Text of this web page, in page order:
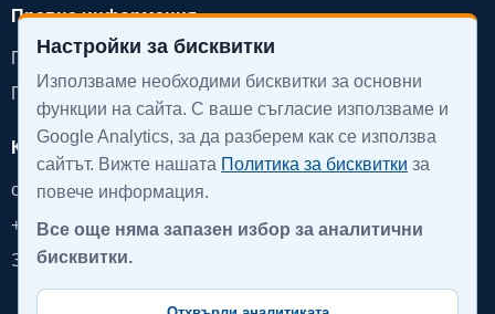
Правна информация
Политика за поверителност
Политика за бисквитки
Контакт
office@devinpro.com
+359 888 855 879
Запази среща
Настройки за бисквитки
Използваме необходими бисквитки за основни
функции на сайта. С ваше съгласие използваме и
Google Analytics, за да разберем как се използва
сайтът. Вижте нашата Политика за бисквитки за
повече информация.
Все още няма запазен избор за аналитични
бисквитки.